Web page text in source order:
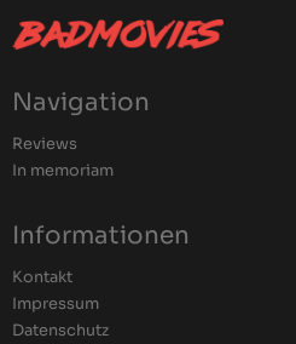
Navigation
Reviews
In memoriam
Informationen
Kontakt
Impressum
Datenschutz